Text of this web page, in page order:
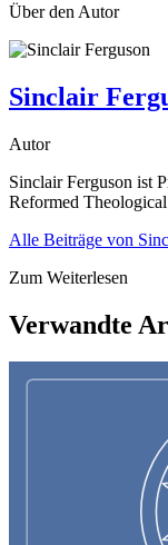
Über den Autor
Sinclair
Autor
Sinclair Ferguson ist
Reformed
Alle Beiträge von
Zum Weiterlesen
Verwandte